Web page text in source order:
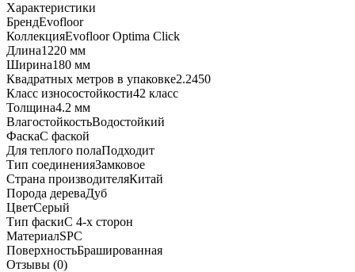
Характеристики
БрендEvofloor
КоллекцияEvofloor Optima Click
Длина1220 мм
Ширина180 мм
Квадратных метров в упаковке2.2450
Класс износостойкости42 класс
Толщина4.2 мм
ВлагостойкостьВодостойкий
ФаскаС фаской
Для теплого полаПодходит
Тип соединенияЗамковое
Страна производителяКитай
Порода дереваДуб
ЦветСерый
Тип фаскиС 4-х сторон
МатериалSPC
ПоверхностьБрашированная
Отзывы (0)